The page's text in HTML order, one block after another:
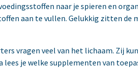
naar je spieren en
aan te vullen. Gelukkig zitten de
vragen veel van het lichaam. Zij
lees je welke supplementen van